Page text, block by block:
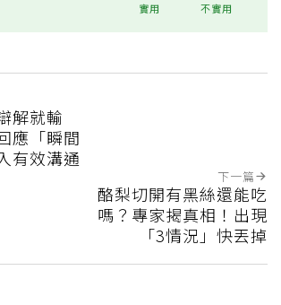
實用 不實用
解就輸
應「瞬間
有效溝通
下一篇
酪梨切開有黑絲還能吃
嗎？專家揭真相！出現
「3情況」快丟掉